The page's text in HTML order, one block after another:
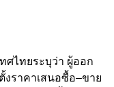
ศไทยระบุว่า ผู้ออก
ราคาเสนอซื้อ–ขาย